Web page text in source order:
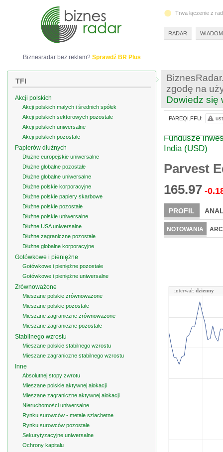
zgodę na
Dowiedz się
Fundusze
India (USD)
Parvest
165.97 -
PROFIL
NOTOWANIA
interwał: dzienny
PAREQI.FFU:
Biznesradar bez reklam? Sprawdź BR Plus
TFI
Akcji polskich
Akcji polskich małych i średnich spółek
Akcji polskich sektorowych pozostałe
Akcji polskich uniwersalne
Akcji polskich pozostałe
Papierów dłużnych
Dłużne europejskie uniwersalne
Dłużne globalne pozostałe
Dłużne globalne uniwersalne
Dłużne polskie korporacyjne
Dłużne polskie papiery skarbowe
Dłużne polskie pozostałe
Dłużne polskie uniwersalne
Dłużne USA uniwersalne
Dłużne zagraniczne pozostałe
Dłużne globalne korporacyjne
Gotówkowe i pieniężne
Gotówkowe i pieniężne pozostałe
Gotówkowe i pieniężne uniwersalne
Zrównoważone
Mieszane polskie zrównoważone
Mieszane polskie pozostałe
Mieszane zagraniczne zrównoważone
Mieszane zagraniczne pozostałe
Stabilnego wzrostu
Mieszane polskie stabilnego wzrostu
Mieszane zagraniczne stabilnego wzrostu
Inne
Absolutnej stopy zwrotu
Mieszane polskie aktywnej alokacji
Mieszane zagraniczne aktywnej alokacji
Nieruchomości uniwersalne
Rynku surowców - metale szlachetne
Rynku surowców pozostałe
Sekurytyzacyjne uniwersalne
Ochrony kapitału
Trwa łączenie z
RADAR